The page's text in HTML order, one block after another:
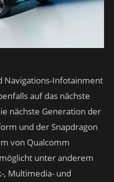
Navigations-Infotainment
auf das nächste
nächste Generation der
und der Snapdragon
von Qualcomm
unter anderem
Multimedia- und